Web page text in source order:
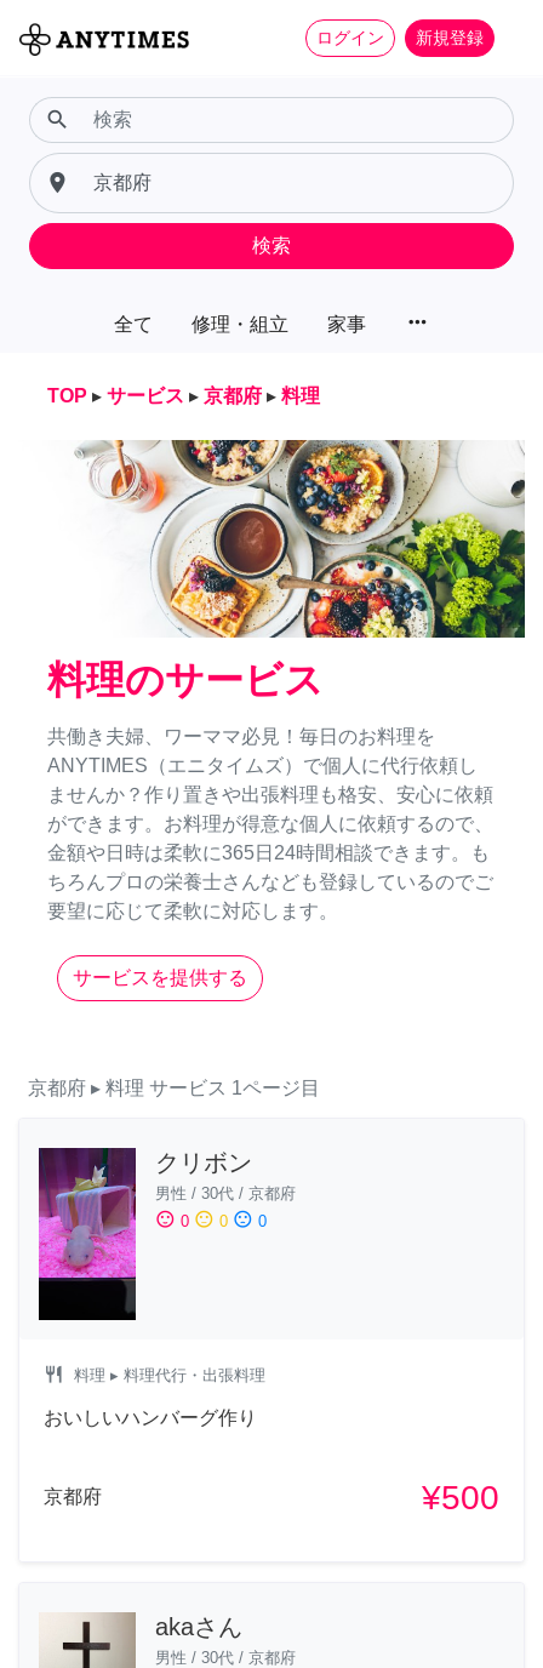
ログイン 新規登録
全て 修理・組立 家事 more_horiz
search
place
検索
TOP ▸ サービス ▸ 京都府 ▸ 料理
料理のサービス
共働き夫婦、ワーママ必見！毎日のお料理を
ANYTIMES（エニタイムズ）で個人に代行依頼し
ませんか？作り置きや出張料理も格安、安心に依頼
ができます。お料理が得意な個人に依頼するので、
金額や日時は柔軟に365日24時間相談できます。も
ちろんプロの栄養士さんなども登録しているのでご
要望に応じて柔軟に対応します。
サービスを提供する
京都府 ▸ 料理 サービス 1ページ目
クリボン
男性 / 30代 / 京都府
sentiment_satisfied 0 sentiment_neutral 0 sentiment_dissatisfied 0
restaurant 料理 ▸ 料理代行・出張料理
おいしいハンバーグ作り
京都府 ¥500
akaさん
男性 / 30代 / 京都府